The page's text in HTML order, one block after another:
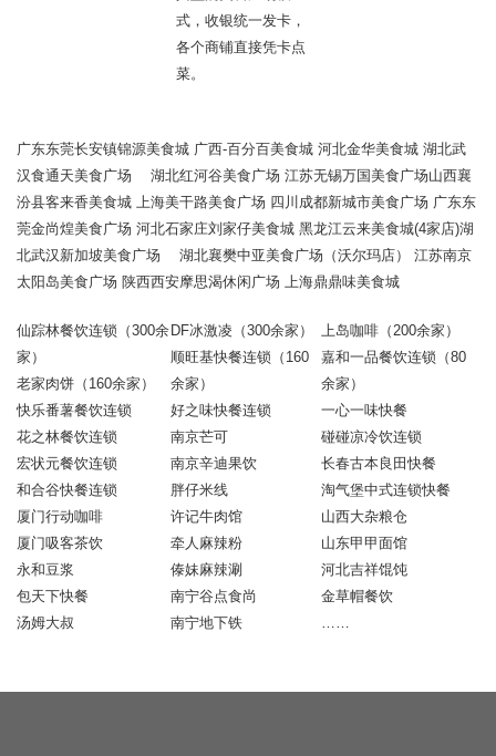
式，收银统一发卡，
各个商铺直接凭卡点
菜。
广东东莞长安镇锦源美食城 广西-百分百美食城 河北金华美食城 湖北武
汉食通天美食广场 湖北红河谷美食广场 江苏无锡万国美食广场山西襄
汾县客来香美食城 上海美干路美食广场 四川成都新城市美食广场 广东东
莞金尚煌美食广场 河北石家庄刘家仔美食城 黑龙江云来美食城(4家店)湖
北武汉新加坡美食广场 湖北襄樊中亚美食广场（沃尔玛店） 江苏南京
太阳岛美食广场 陕西西安摩思渴休闲广场 上海鼎鼎味美食城
仙踪林餐饮连锁（300余
家）
老家肉饼（160余家）
快乐番薯餐饮连锁
花之林餐饮连锁
宏状元餐饮连锁
和合谷快餐连锁
厦门行动咖啡
厦门吸客茶饮
永和豆浆
包天下快餐
汤姆大叔
DF冰激凌（300余家）
顺旺基快餐连锁（160
余家）
好之味快餐连锁
南京芒可
南京辛迪果饮
胖仔米线
许记牛肉馆
牵人麻辣粉
傣妹麻辣涮
南宁谷点食尚
南宁地下铁
上岛咖啡（200余家）
嘉和一品餐饮连锁（80
余家）
一心一味快餐
碰碰凉冷饮连锁
长春古本良田快餐
淘气堡中式连锁快餐
山西大杂粮仓
山东甲甲面馆
河北吉祥馄饨
金草帽餐饮